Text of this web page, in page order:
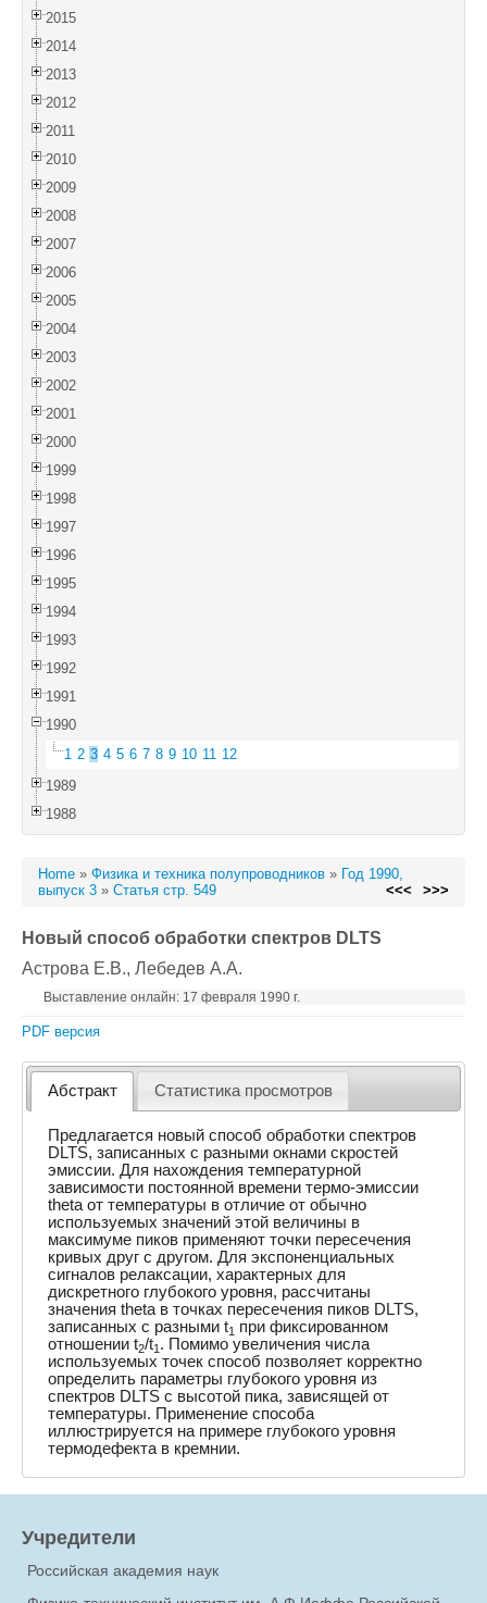
2015
2014
2013
2012
2011
2010
2009
2008
2007
2006
2005
2004
2003
2002
2001
2000
1999
1998
1997
1996
1995
1994
1993
1992
1991
1990
1 2 3 4 5 6 7 8 9 10 11 12
1989
1988
Home » Физика и техника полупроводников » Год 1990,
выпуск 3 » Статья стр. 549 <<< >>>
Новый способ обработки спектров DLTS
Астрова Е.В., Лебедев А.А.
Выставление онлайн: 17 февраля 1990 г.
PDF версия
Абстракт Статистика просмотров
Предлагается новый способ обработки спектров
DLTS, записанных с разными окнами скростей
эмиссии. Для нахождения температурной
зависимости постоянной времени термо-эмиссии
theta от температуры в отличие от обычно
используемых значений этой величины в
максимуме пиков применяют точки пересечения
кривых друг с другом. Для экспоненциальных
сигналов релаксации, характерных для
дискретного глубокого уровня, рассчитаны
значения theta в точках пересечения пиков DLTS,
записанных с разными t1 при фиксированном
отношении t2/t1 . Помимо увеличения числа
используемых точек способ позволяет корректно
определить параметры глубокого уровня из
спектров DLTS с высотой пика, зависящей от
температуры. Применение способа
иллюстрируется на примере глубокого уровня
термодефекта в кремнии.
Учредители
Российская академия наук